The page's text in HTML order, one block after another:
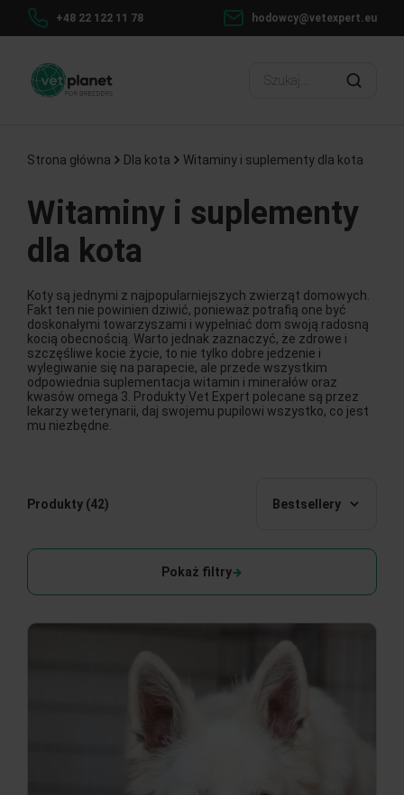
+48 22 122 11 78 hodowcy@vetexpert.eu
Strona główna Dla kota Witaminy i suplementy dla kota
Witaminy i suplementy
dla kota
Koty są jednymi z najpopularniejszych zwierząt domowych.
Fakt ten nie powinien dziwić, ponieważ potrafią one być
doskonałymi towarzyszami i wypełniać dom swoją radosną
kocią obecnością. Warto jednak zaznaczyć, że zdrowe i
szczęśliwe kocie życie, to nie tylko dobre jedzenie i
wylegiwanie się na parapecie, ale przede wszystkim
odpowiednia suplementacja witamin i minerałów oraz
kwasów omega 3. Produkty Vet Expert polecane są przez
lekarzy weterynarii, daj swojemu pupilowi wszystko, co jest
mu niezbędne.
Produkty (42) Bestsellery
Pokaż filtry